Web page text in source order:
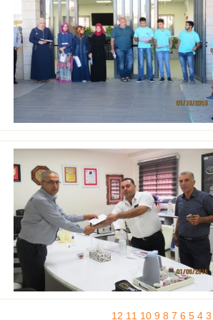
3
4
5
6
7
8
9
10
11
12